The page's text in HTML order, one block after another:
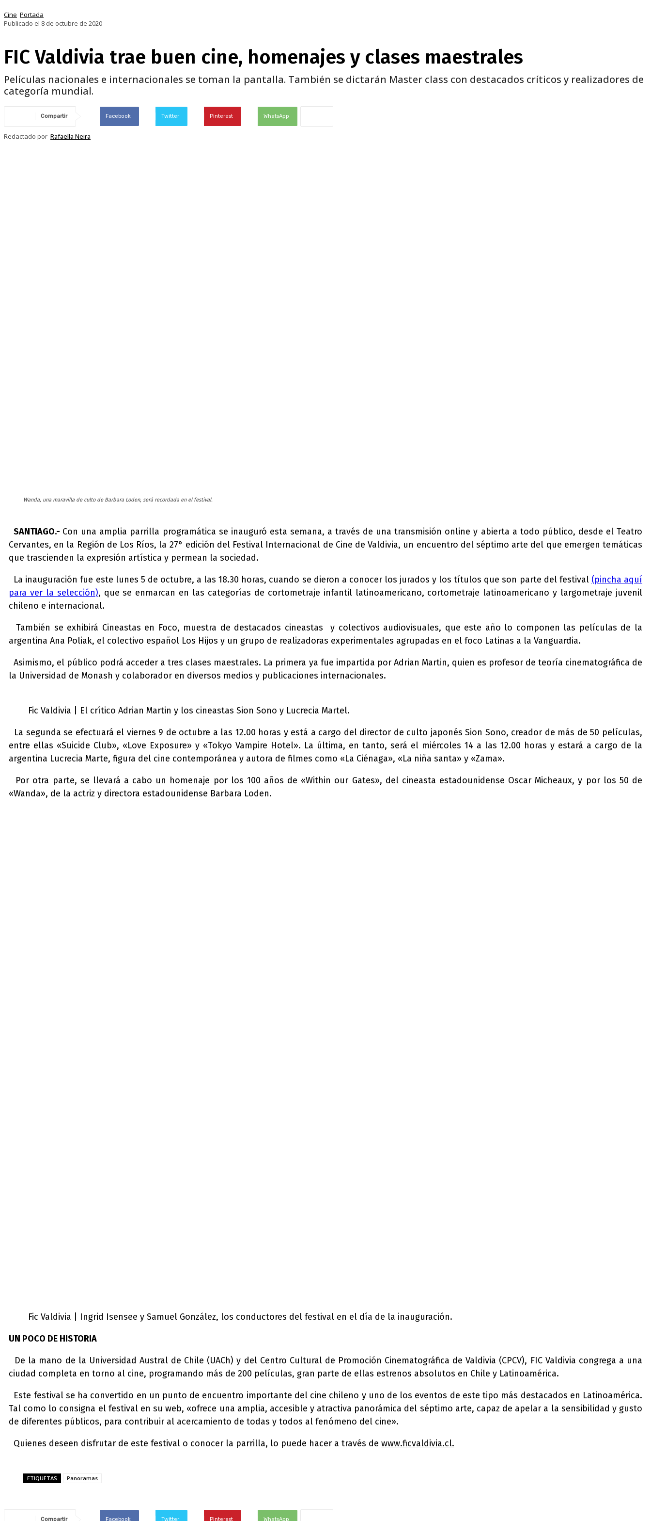
Cine Portada
Publicado el 8 de octubre de 2020
FIC Valdivia trae buen cine, homenajes y clases maestrales
Películas nacionales e internacionales se toman la pantalla. También se dictarán Master class con destacados críticos y realizadores de
categoría mundial.
Compartir Facebook Twitter Pinterest WhatsApp
Redactado por Rafaella Neira
Wanda, una maravilla de culto de Barbara Loden, será recordada en el festival.
SANTIAGO.- Con una amplia parrilla programática se inauguró esta semana, a través de una transmisión online y abierta a todo público, desde el Teatro
Cervantes, en la Región de Los Ríos, la 27° edición del Festival Internacional de Cine de Valdivia, un encuentro del séptimo arte del que emergen temáticas
que trascienden la expresión artística y permean la sociedad.
La inauguración fue este lunes 5 de octubre, a las 18.30 horas, cuando se dieron a conocer los jurados y los títulos que son parte del festival (pincha aquí
para ver la selección), que se enmarcan en las categorías de cortometraje infantil latinoamericano, cortometraje latinoamericano y largometraje juvenil
chileno e internacional.
También se exhibirá Cineastas en Foco, muestra de destacados cineastas y colectivos audiovisuales, que este año lo componen las películas de la
argentina Ana Poliak, el colectivo español Los Hijos y un grupo de realizadoras experimentales agrupadas en el foco Latinas a la Vanguardia.
Asimismo, el público podrá acceder a tres clases maestrales. La primera ya fue impartida por Adrian Martin, quien es profesor de teoría cinematográfica de
la Universidad de Monash y colaborador en diversos medios y publicaciones internacionales.
Fic Valdivia | El crítico Adrian Martin y los cineastas Sion Sono y Lucrecia Martel.
La segunda se efectuará el viernes 9 de octubre a las 12.00 horas y está a cargo del director de culto japonés Sion Sono, creador de más de 50 películas,
entre ellas «Suicide Club», «Love Exposure» y «Tokyo Vampire Hotel». La última, en tanto, será el miércoles 14 a las 12.00 horas y estará a cargo de la
argentina Lucrecia Marte, figura del cine contemporánea y autora de filmes como «La Ciénaga», «La niña santa» y «Zama».
Por otra parte, se llevará a cabo un homenaje por los 100 años de «Within our Gates», del cineasta estadounidense Oscar Micheaux, y por los 50 de
«Wanda», de la actriz y directora estadounidense Barbara Loden.
Fic Valdivia | Ingrid Isensee y Samuel González, los conductores del festival en el día de la inauguración.
UN POCO DE HISTORIA
De la mano de la Universidad Austral de Chile (UACh) y del Centro Cultural de Promoción Cinematográfica de Valdivia (CPCV), FIC Valdivia congrega a una
ciudad completa en torno al cine, programando más de 200 películas, gran parte de ellas estrenos absolutos en Chile y Latinoamérica.
Este festival se ha convertido en un punto de encuentro importante del cine chileno y uno de los eventos de este tipo más destacados en Latinoamérica.
Tal como lo consigna el festival en su web, «ofrece una amplia, accesible y atractiva panorámica del séptimo arte, capaz de apelar a la sensibilidad y gusto
de diferentes públicos, para contribuir al acercamiento de todas y todos al fenómeno del cine».
Quienes deseen disfrutar de este festival o conocer la parrilla, lo puede hacer a través de www.ficvaldivia.cl.
ETIQUETAS Panoramas
Compartir Facebook Twitter Pinterest WhatsApp